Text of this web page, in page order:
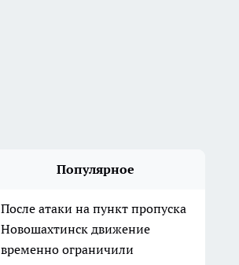
Популярное
После атаки на пункт пропуска
Новошахтинск движение
временно ограничили